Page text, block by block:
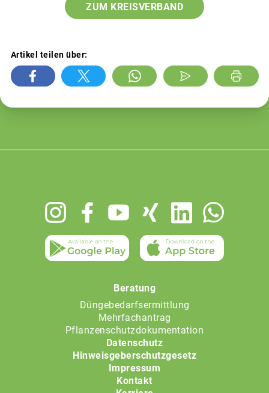
ZUM KREISVERBAND
Artikel teilen über:
Beratung
Düngebedarfsermittlung
Mehrfachantrag
Pflanzenschutzdokumentation
Datenschutz
Hinweisgeberschutzgesetz
Impressum
Kontakt